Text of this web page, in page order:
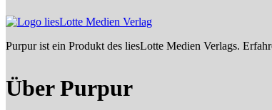
Purpur ist ein Produkt des liesLotte Medien Verlags.
Über Purpur